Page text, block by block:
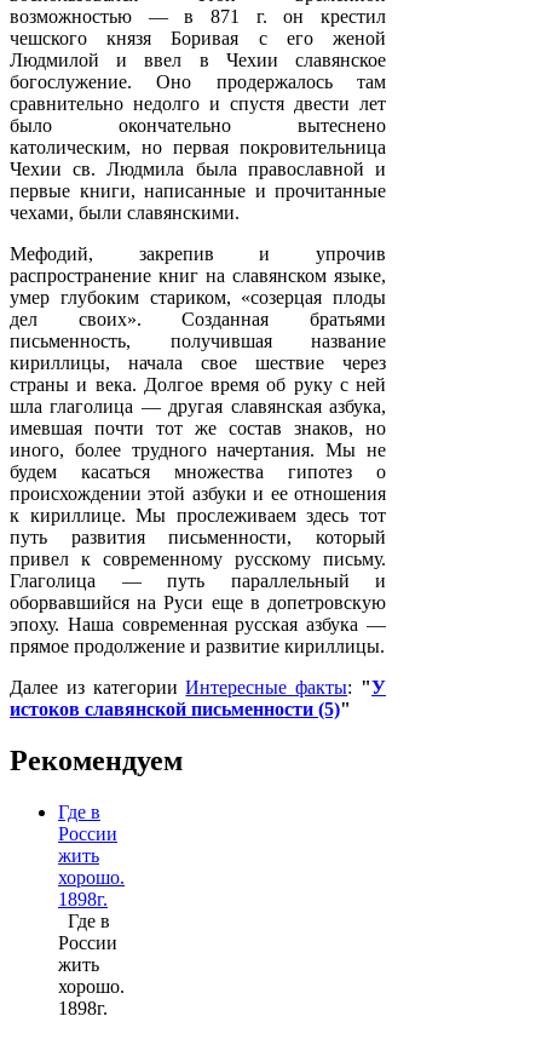
возможностью — в 871 г. он крестил
чешского князя Боривая с его женой
Людмилой и ввел в Чехии славянское
богослужение. Оно продержалось там
сравнительно недолго и спустя двести лет
было окончательно вытеснено
католическим, но первая покровительница
Чехии св. Людмила была православной и
первые книги, написанные и прочитанные
чехами, были славянскими.
Мефодий, закрепив и упрочив
распространение книг на славянском языке,
умер глубоким стариком, «созерцая плоды
дел своих». Созданная братьями
письменность, получившая название
кириллицы, начала свое шествие через
страны и века. Долгое время об руку с ней
шла глаголица — другая славянская азбука,
имевшая почти тот же состав знаков, но
иного, более трудного начертания. Мы не
будем касаться множества гипотез о
происхождении этой азбуки и ее отношения
к кириллице. Мы прослеживаем здесь тот
путь развития письменности, который
привел к современному русскому письму.
Глаголица — путь параллельный и
оборвавшийся на Руси еще в допетровскую
эпоху. Наша современная русская азбука —
прямое продолжение и развитие кириллицы.
Далее из категорииИнтересные факты: "У
истоков славянской письменности (5)"
Рекомендуем
Где в
России
жить
хорошо.
1898г.
Где в
России
жить
хорошо.
1898г.